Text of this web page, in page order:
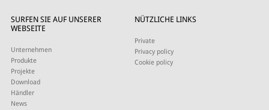
SURFEN SIE AUF UNSERER
WEBSEITE
Unternehmen
Produkte
Projekte
Download
Händler
News
NÜTZLICHE LINKS
Private
Privacy policy
Cookie policy